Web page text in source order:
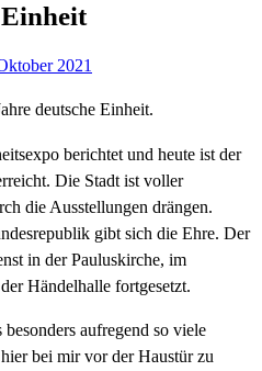
2021
deutsche Einheit.
berichtet und heute ist der
Die Stadt ist voller
die Ausstellungen drängen.
gibt sich die Ehre. Der
in der Pauluskirche, im
Händelhalle fortgesetzt.
aufregend so viele
bei mir vor der Haustür zu